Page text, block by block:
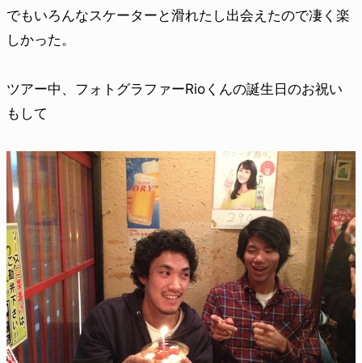
でもいろんなスケーターと滑れたし出会えたので凄く楽
しかった。
ツアー中、フォトグラファーRioくんの誕生日のお祝い
もして